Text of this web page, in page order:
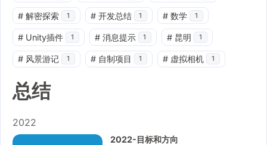
# 解密探索 1 # 开发总结 1 # 数学 1
# Unity插件 1 # 消息提示 1 # 昆明 1
# 风景游记 1 # 自制项目 1 # 虚拟相机 1
总结
2022
2022-目标和方向